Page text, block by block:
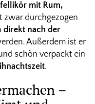
mit Rum,
zwar durchgezogen
direkt nach der
Außerdem ist er
schön verpackt ein
.
–